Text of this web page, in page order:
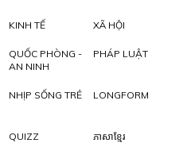
KINH TẾ XÃ HỘI
QUỐC PHÒNG -
AN NINH
PHÁP LUẬT
NHỊP SỐNG TRẺ LONGFORM
QUIZZ ភាសាខ្មែរ